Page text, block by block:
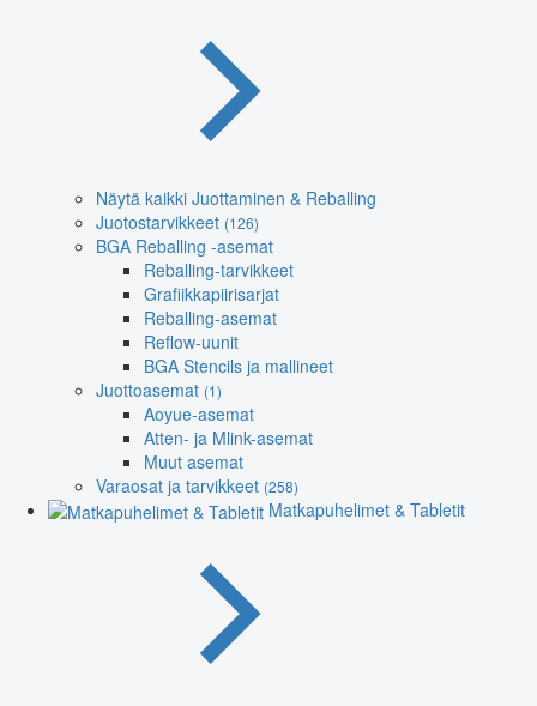
Näytä kaikki Juottaminen & Reballing
Juotostarvikkeet (126)
BGA Reballing -asemat
Reballing-tarvikkeet
Grafiikkapiirisarjat
Reballing-asemat
Reflow-uunit
BGA Stencils ja mallineet
Juottoasemat (1)
Aoyue-asemat
Atten- ja Mlink-asemat
Muut asemat
Varaosat ja tarvikkeet (258)
Matkapuhelimet & Tabletit